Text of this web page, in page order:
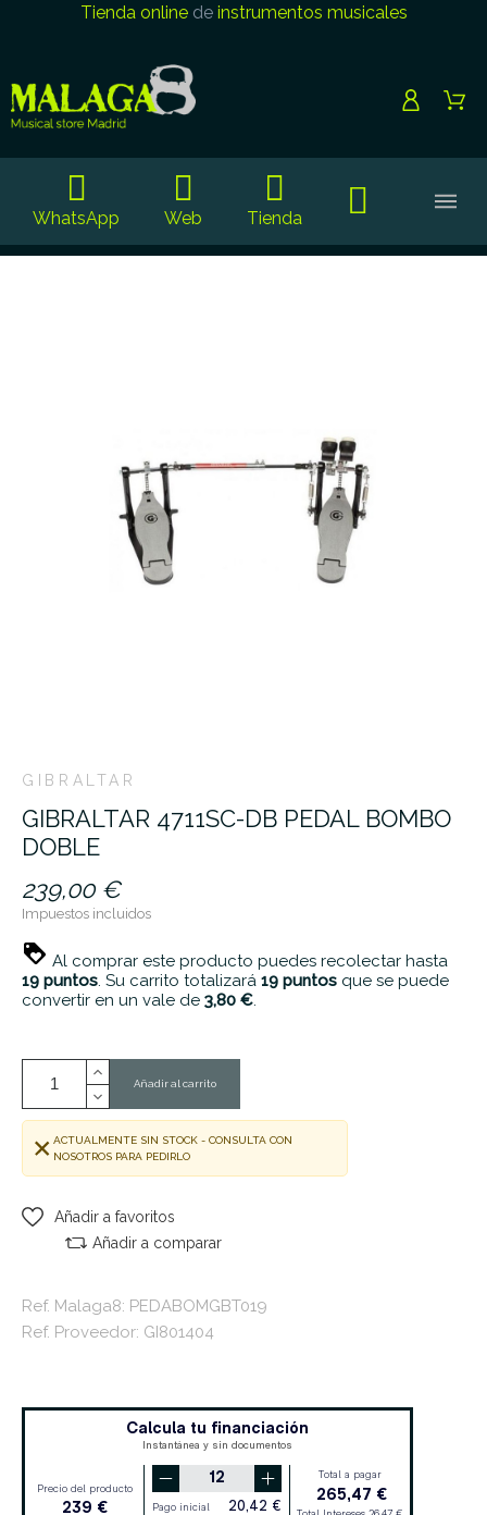
Tienda onlinede instrumentos musicales
WhatsApp Web Tienda
GIBRALTAR
GIBRALTAR 4711SC-DB PEDAL BOMBO
DOBLE
239,00 €
Impuestos incluidos
Al comprar este producto puedes recolectar hasta
19 puntos. Su carrito totalizará 19 puntos que se puede
convertir en un vale de 3,80 €.
Añadir al carrito
ACTUALMENTE SIN STOCK - CONSULTA CON
NOSOTROS PARA PEDIRLO
Añadir a favoritos
Añadir a comparar
Ref. Malaga8: PEDABOMGBT019
Ref. Proveedor: GI801404